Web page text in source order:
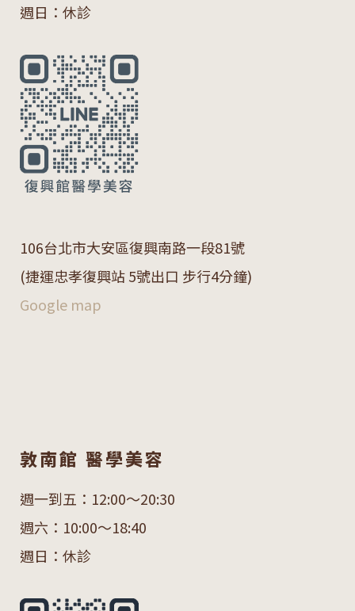
週日：休診
106台北市大安區復興南路一段81號
(捷運忠孝復興站 5號出口 步行4分鐘)
Google map
敦南館 醫學美容
週一到五：12:00～20:30
週六：10:00～18:40
週日：休診